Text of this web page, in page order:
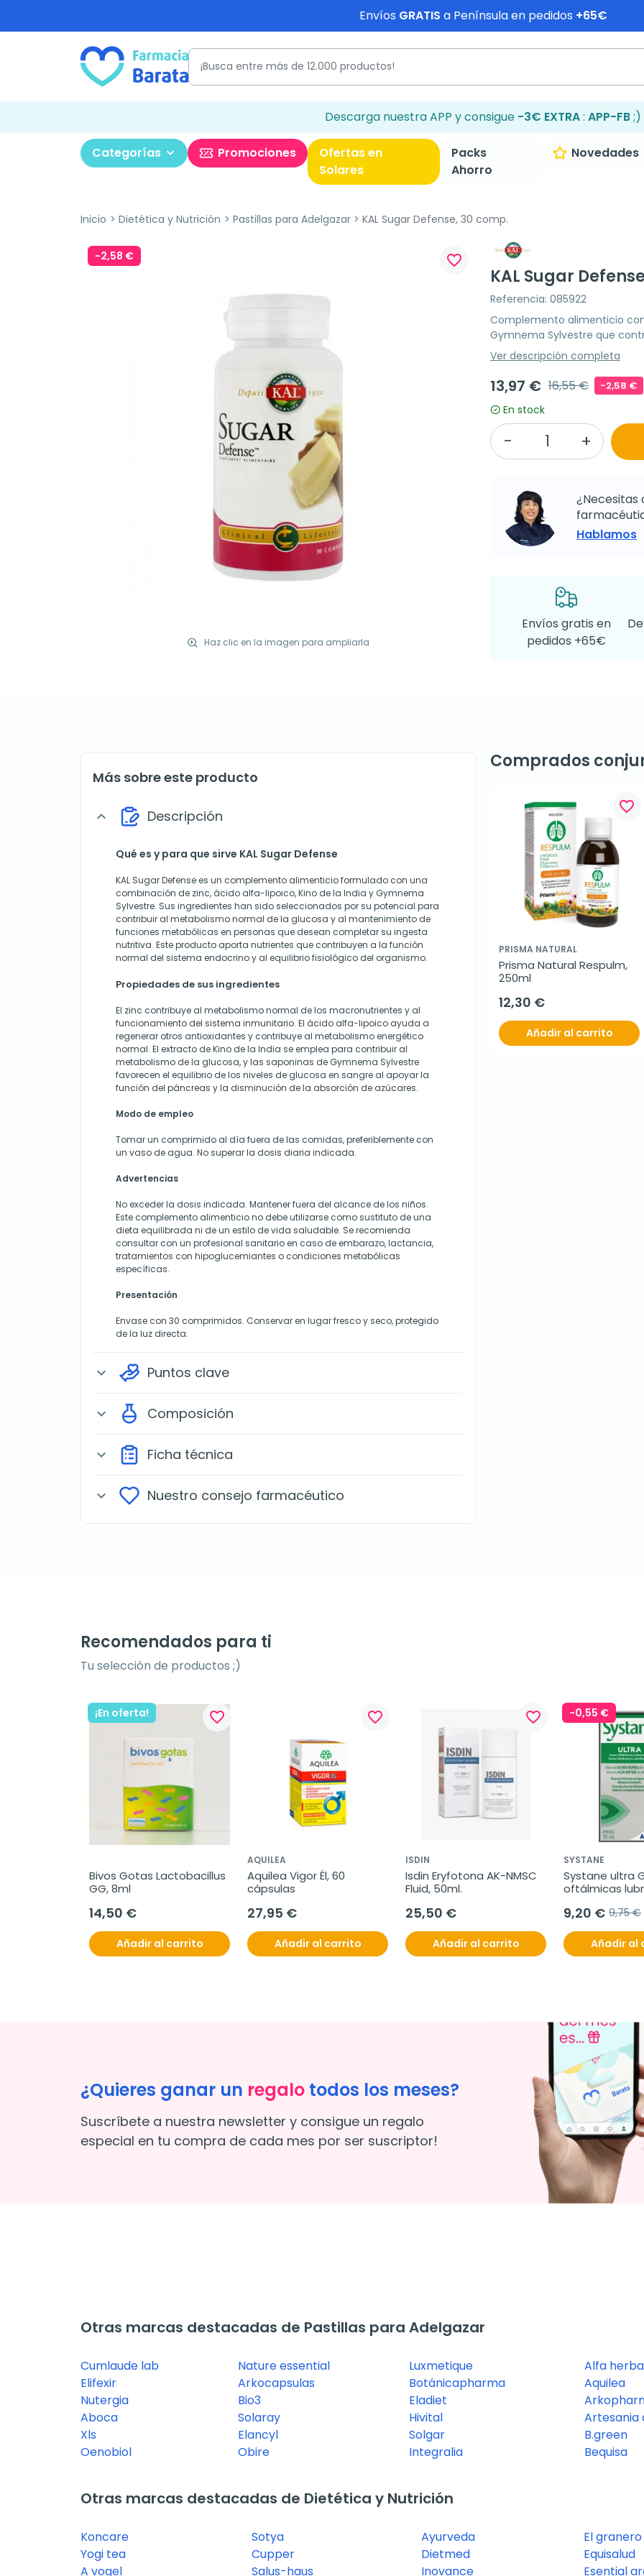
Envíos GRATIS a Península en pedidos +65€
Descarga nuestra APP y consigue -3€ EXTRA: APP-FB;)
Categorías Promociones
Ofertas en
Solares
Packs
Ahorro
Novedades
Inicio Dietética y Nutrición Pastillas para Adelgazar KAL Sugar Defense, 30 comp.
-2,58 €
Haz clic en la imagen para ampliarla
favorite_border
KAL Sugar
Referencia: 085922
Complemento alimenticio
Gymnema Sylvestre que
Ver descripción completa
13,97 € 16,55 € -2,58 €
En stock
¿Necesitas
Hablamos
Envíos gratis en
pedidos +65€
Más sobre este producto
expand_more Descripción
Qué es y para que sirve KAL Sugar Defense
KAL Sugar Defense es un complemento alimenticio formulado con una
combinación de zinc, ácido alfa-lipoico, Kino de la India y Gymnema
Sylvestre. Sus ingredientes han sido seleccionados por su potencial para
contribuir al metabolismo normal de la glucosa y al mantenimiento de
funciones metabólicas en personas que desean completar su ingesta
nutritiva. Este producto aporta nutrientes que contribuyen a la función
normal del sistema endocrino y al equilibrio fisiológico del organismo.
Propiedades de sus ingredientes
El zinc contribuye al metabolismo normal de los macronutrientes y al
funcionamiento del sistema inmunitario. El ácido alfa-lipoico ayuda a
regenerar otros antioxidantes y contribuye al metabolismo energético
normal. El extracto de Kino de la India se emplea para contribuir al
metabolismo de la glucosa, y las saponinas de Gymnema Sylvestre
favorecen el equilibrio de los niveles de glucosa en sangre al apoyar la
función del páncreas y la disminución de la absorción de azúcares.
Modo de empleo
Tomar un comprimido al día fuera de las comidas, preferiblemente con
un vaso de agua. No superar la dosis diaria indicada.
Advertencias
No exceder la dosis indicada. Mantener fuera del alcance de los niños.
Este complemento alimenticio no debe utilizarse como sustituto de una
dieta equilibrada ni de un estilo de vida saludable. Se recomienda
consultar con un profesional sanitario en caso de embarazo, lactancia,
tratamientos con hipoglucemiantes o condiciones metabólicas
específicas.
Presentación
Envase con 30 comprimidos. Conservar en lugar fresco y seco, protegido
de la luz directa.
expand_more Puntos clave
expand_more Composición
expand_more Ficha técnica
expand_more Nuestro consejo farmacéutico
Comprados
favorite_border
PRISMA NATURAL
Prisma Natural Respulm,
250ml
12,30 €
Añadir al carrito
Recomendados para ti
Tu selección de productos ;)
¡En oferta! favorite_border
Bivos Gotas Lactobacillus
GG, 8ml
14,50 €
Añadir al carrito
favorite_border
AQUILEA
Aquilea Vigor Él, 60
cápsulas
27,95 €
Añadir al carrito
favorite_border
ISDIN
Isdin Eryfotona AK-NMSC
Fluid, 50ml.
25,50 €
Añadir al carrito
-0,55 €
SYSTANE
Systane ultra
oftálmicas
9,20 € 9,75 €
Añadir al
¿Quieres ganar un regalo todos los meses?
Suscríbete a nuestra newsletter y consigue un regalo
especial en tu compra de cada mes por ser suscriptor!
Otras marcas destacadas de Pastillas para Adelgazar
Cumlaude lab
Elifexir
Nutergia
Aboca
Xls
Oenobiol
Nature essential
Arkocapsulas
Bio3
Solaray
Elancyl
Obire
Luxmetique
Botánicapharma
Eladiet
Hivital
Solgar
Integralia
Alfa
Aquilea
Artesania
B.green
Bequisa
Otras marcas destacadas de Dietética y Nutrición
Koncare
Yogi tea
A vogel
Sotya
Cupper
Salus-haus
Ayurveda
Dietmed
Inovance
El
Equisalud
Esential